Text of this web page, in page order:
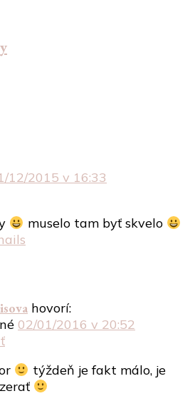
12/2015 v 16:33
muselo tam byť skvelo
hovorí:
02/01/2016 v 20:52
týždeň je fakt málo, je